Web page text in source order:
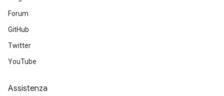
Forum
GitHub
Twitter
YouTube
Assistenza